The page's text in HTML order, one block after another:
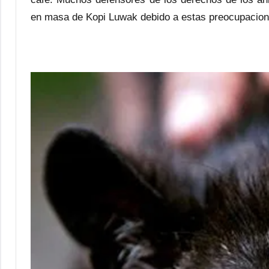
en masa de Kopi Luwak debido a estas